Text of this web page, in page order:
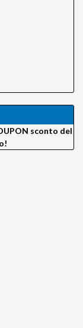
sconto del